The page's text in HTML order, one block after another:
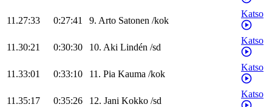
11.27:33 0:27:41 9. Arto Satonen /kok
Katso
11.30:21 0:30:30 10. Aki Lindén /sd
Katso
11.33:01 0:33:10 11. Pia Kauma /kok
Katso
11.35:17 0:35:26 12. Jani Kokko /sd
Katso